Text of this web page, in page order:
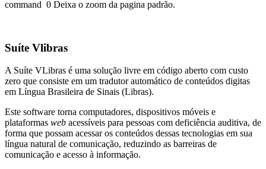
command 0 Deixa o zoom da pagina padrão.
Suíte Vlibras
A Suíte VLibras é uma solução livre em código aberto com custo
zero que consiste em um tradutor automático de conteúdos digitas
em Língua Brasileira de Sinais (Libras).
Este software torna computadores, dispositivos móveis e
plataformas web acessíveis para pessoas com deficiência auditiva, de
forma que possam acessar os conteúdos dessas tecnologias em sua
língua natural de comunicação, reduzindo as barreiras de
comunicação e acesso à informação.